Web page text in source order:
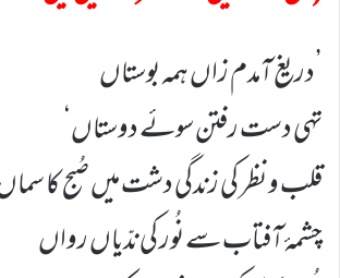
’دریغ آمدم زاں ہمہ بوستاں
تہی دست رفتن سوئے دوستاں‘
قلب و نظر کی زندگی دشت میں صُبح کا
چشمۂ آفتاب سے نُور کی ندّیاں رواں